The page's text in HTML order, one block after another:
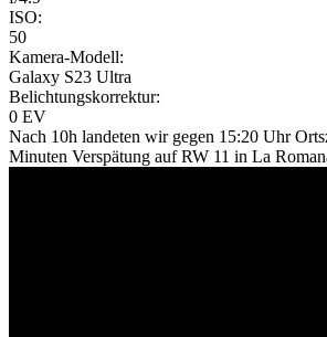
ISO:
50
Kamera-Modell:
Galaxy S23 Ultra
Belichtungskorrektur:
0 EV
Nach 10h landeten wir gegen 15:20 Uhr
Minuten Verspätung auf RW 11 in La